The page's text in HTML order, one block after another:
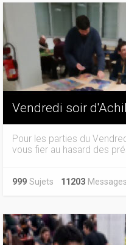
Vendredi soir
Pour les parties du
vous fier au hasard des
999 Sujets 11203 Messages